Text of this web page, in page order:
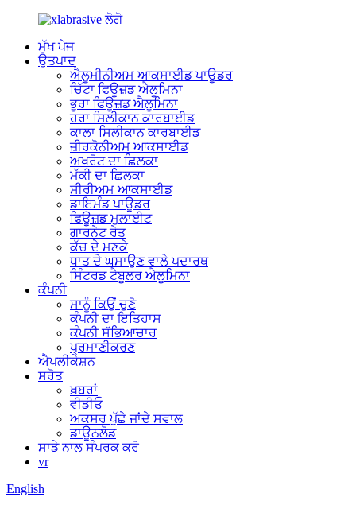
ਮੁੱਖ ਪੇਜ
ਉਤਪਾਦ
ਐਲੂਮੀਨੀਅਮ ਆਕਸਾਈਡ ਪਾਊਡਰ
ਚਿੱਟਾ ਫਿਊਜ਼ਡ ਐਲੂਮਿਨਾ
ਭੂਰਾ ਫਿਊਜ਼ਡ ਐਲੂਮਿਨਾ
ਹਰਾ ਸਿਲੀਕਾਨ ਕਾਰਬਾਈਡ
ਕਾਲਾ ਸਿਲੀਕਾਨ ਕਾਰਬਾਈਡ
ਜ਼ੀਰਕੋਨੀਅਮ ਆਕਸਾਈਡ
ਅਖਰੋਟ ਦਾ ਛਿਲਕਾ
ਮੱਕੀ ਦਾ ਛਿਲਕਾ
ਸੀਰੀਅਮ ਆਕਸਾਈਡ
ਡਾਇਮੰਡ ਪਾਊਡਰ
ਫਿਊਜ਼ਡ ਮੁਲਾਈਟ
ਗਾਰਨੇਟ ਰੇਤ
ਕੱਚ ਦੇ ਮਣਕੇ
ਧਾਤ ਦੇ ਘਸਾਉਣ ਵਾਲੇ ਪਦਾਰਥ
ਸਿੰਟਰਡ ਟੈਬੂਲਰ ਐਲੂਮਿਨਾ
ਕੰਪਨੀ
ਸਾਨੂੰ ਕਿਉਂ ਚੁਣੋ
ਕੰਪਨੀ ਦਾ ਇਤਿਹਾਸ
ਕੰਪਨੀ ਸੱਭਿਆਚਾਰ
ਪ੍ਰਮਾਣੀਕਰਣ
ਐਪਲੀਕੇਸ਼ਨ
ਸਰੋਤ
ਖ਼ਬਰਾਂ
ਵੀਡੀਓ
ਅਕਸਰ ਪੁੱਛੇ ਜਾਂਦੇ ਸਵਾਲ
ਡਾਊਨਲੋਡ
ਸਾਡੇ ਨਾਲ ਸੰਪਰਕ ਕਰੋ
vr
English